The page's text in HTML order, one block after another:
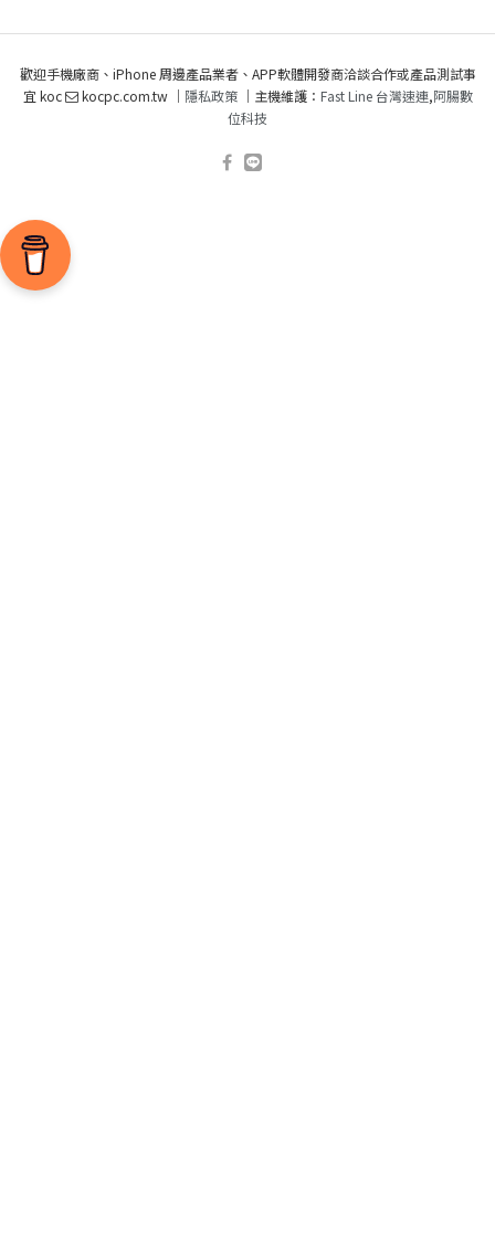
歡迎手機廠商、iPhone 周邊產品業者、APP軟體開發商洽談合作或產品測試事
宜 koc
kocpc.com.tw ｜ 隱私政策｜主機維護： Fast Line 台灣速連,阿腸數
位科技